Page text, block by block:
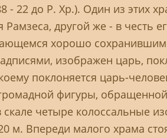
- 22 до P. Хр.). Один из этих
Рамзеса, другой же - в честь
хорошо
изображен царь,
поклоняется царь-
фигуры,
четыре колоссальные
Впереди малого храма